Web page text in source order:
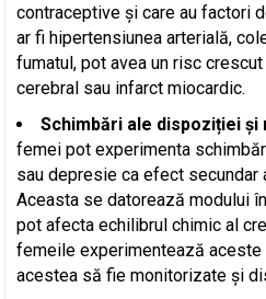
contraceptive și care au factori
ar fi hipertensiunea arterială,
fumatul, pot avea un risc
cerebral sau infarct miocardic.
Schimbări ale dispoziției
femei pot experimenta
sau depresie ca efect secundar
Aceasta se datorează modului
pot afecta echilibrul chimic al
femeile experimentează
acestea să fie monitorizate și